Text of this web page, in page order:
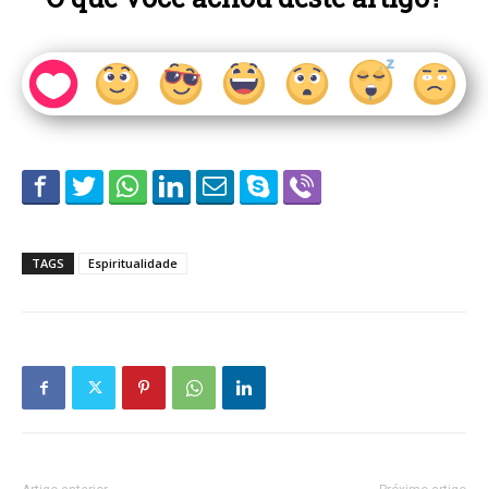
TAGS Espiritualidade